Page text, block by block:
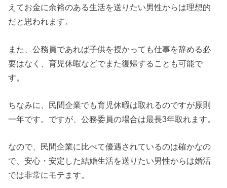
えてお金に余裕のある生活を送りたい男性からは理想的
だと思われます。
また、公務員であれば子供を授かっても仕事を辞める必
要はなく、育児休暇などでまた復帰することも可能で
す。
ちなみに、民間企業でも育児休暇は取れるのですが原則
一年です。ですが、公務委員の場合は最長3年取れます。
なので、民間企業に比べて優遇されているのは確かなの
で、安心・安定した結婚生活を送りたい男性からは婚活
では非常にモテます。